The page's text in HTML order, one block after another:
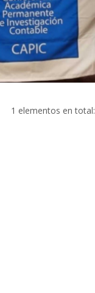
1 elementos en total: